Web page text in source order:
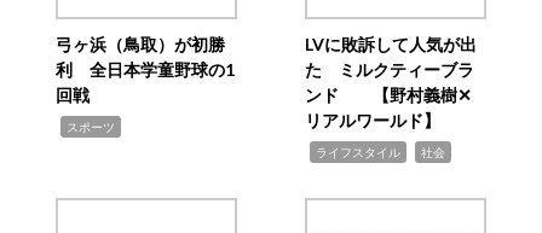
弓ヶ浜（鳥取）が初勝
利 全日本学童野球の1
回戦
スポーツ
LVに敗訴して人気が出
た ミルクティーブラ
ンド 【野村義樹✕
リアルワールド】
ライフスタイル 社会